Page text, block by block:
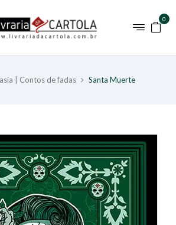
0
| Contos de fadas Santa Muerte